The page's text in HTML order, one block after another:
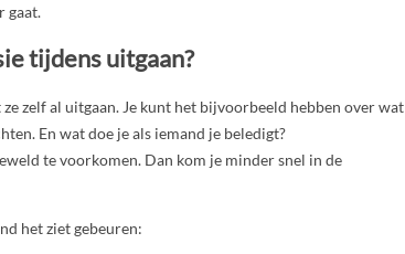
gaat.
tijdens uitgaan?
zelf al uitgaan. Je kunt het bijvoorbeeld hebben over wat
En wat doe je als iemand je beledigt?
te voorkomen. Dan kom je minder snel in de
het ziet gebeuren: